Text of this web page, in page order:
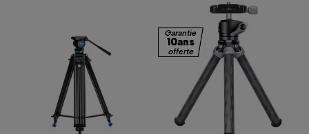
Garantie
10ans
offerte